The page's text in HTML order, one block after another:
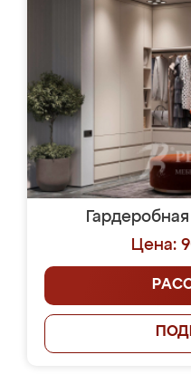
Цена: